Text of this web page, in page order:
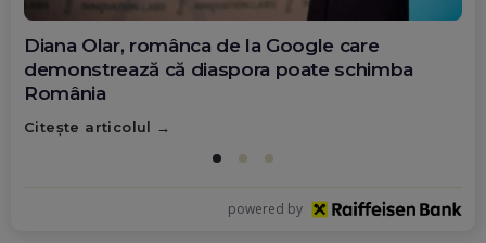
Diana Olar, românca de la Google care
demonstrează că diaspora poate schimba
România
Citește articolul
powered by